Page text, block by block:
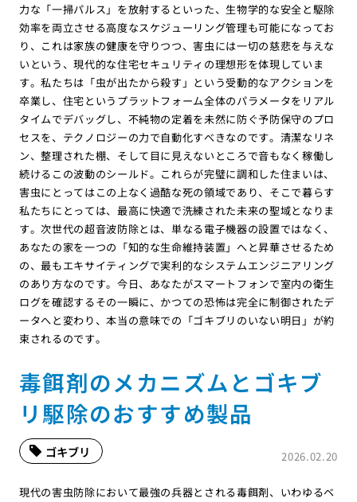
力な「一掃パルス」を放射するといった、生物学的な安全と駆除
効率を両立させる高度なスケジューリング管理も可能になってお
り、これは家族の健康を守りつつ、害虫には一切の慈悲を与えな
いという、現代的な住宅セキュリティの理想形を体現していま
す。私たちは「虫が出たから殺す」という受動的なアクションを
卒業し、住宅というプラットフォーム全体のパラメータをリアル
タイムでデバッグし、不純物の定着を未然に防ぐ予防保守のプロ
セスを、テクノロジーの力で自動化すべきなのです。清潔なリネ
ン、整理された棚、そして目に見えないところで音もなく稼働し
続けるこの波動のシールド。これらが完璧に調和した住まいは、
害虫にとってはこの上なく過酷な死の領域であり、そこで暮らす
私たちにとっては、最高に快適で洗練された未来の聖域となりま
す。次世代の超音波防除とは、単なる電子機器の設置ではなく、
あなたの家を一つの「知的な生命維持装置」へと昇華させるため
の、最もエキサイティングで実利的なシステムエンジニアリング
のあり方なのです。今日、あなたがスマートフォンで室内の衛生
ログを確認するその一瞬に、かつての恐怖は完全に制御されたデ
ータへと変わり、本当の意味での「ゴキブリのいない明日」が約
束されるのです。
毒餌剤のメカニズムとゴキブ
リ駆除のおすすめ製品
2026.02.20
ゴキブリ
現代の害虫防除において最強の兵器とされる毒餌剤、いわゆるベ